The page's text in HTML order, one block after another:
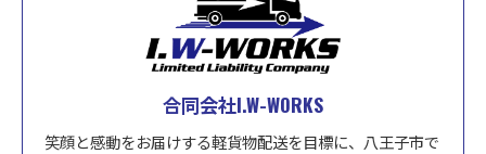
合同会社I.W-WORKS
笑顔と感動をお届けする軽貨物配送を目標に、八王子市で